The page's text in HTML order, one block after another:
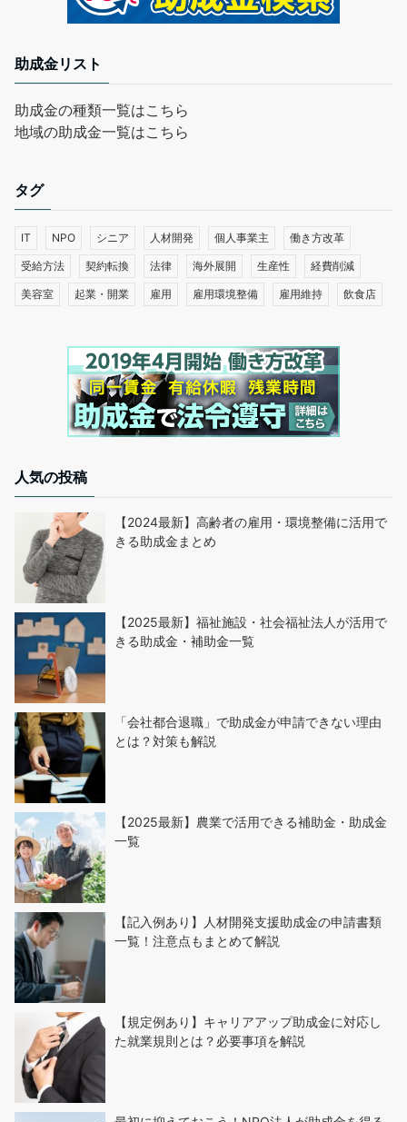
助成金リスト
助成金の種類一覧はこちら
地域の助成金一覧はこちら
タグ
IT NPO シニア 人材開発 個人事業主 働き方改革
受給方法 契約転換 法律 海外展開 生産性 経費削減
美容室 起業・開業 雇用 雇用環境整備 雇用維持 飲食店
人気の投稿
【2024最新】高齢者の雇用・環境整備に活用で
きる助成金まとめ
【2025最新】福祉施設・社会福祉法人が活用で
きる助成金・補助金一覧
「会社都合退職」で助成金が申請できない理由
とは？対策も解説
【2025最新】農業で活用できる補助金・助成金
一覧
【記入例あり】人材開発支援助成金の申請書類
一覧！注意点もまとめて解説
【規定例あり】キャリアアップ助成金に対応し
た就業規則とは？必要事項を解説